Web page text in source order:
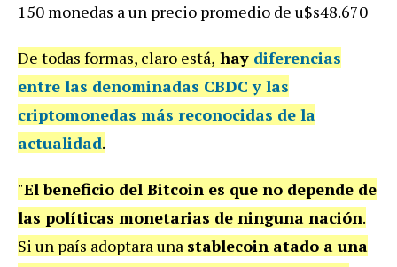
150 monedas a un precio promedio de u$s48.670
De todas formas, claro está, hay diferencias
entre las denominadas CBDC y las
criptomonedas más reconocidas de la
actualidad.
"El beneficio del Bitcoin es que no depende de
las políticas monetarias de ninguna nación.
Si un país adoptara una stablecoin atado a una